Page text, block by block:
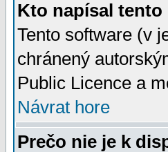
Kto napísal tento
Tento software (v
chránený
Public Licence a
Návrat hore
Prečo nie je k